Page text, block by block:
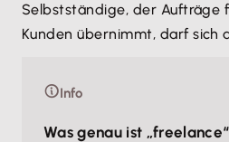
Selbstständige, der Aufträge
Kunden übernimmt, darf sich
Info
Was genau ist